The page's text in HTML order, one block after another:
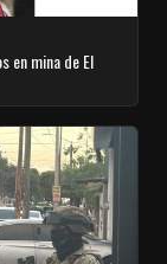
en mina de El